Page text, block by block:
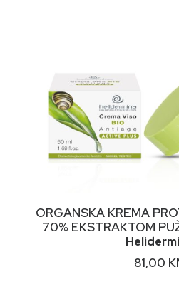
DODAJ U
ORGANSKA KREMA
70% EKSTRAKTOM
81,00